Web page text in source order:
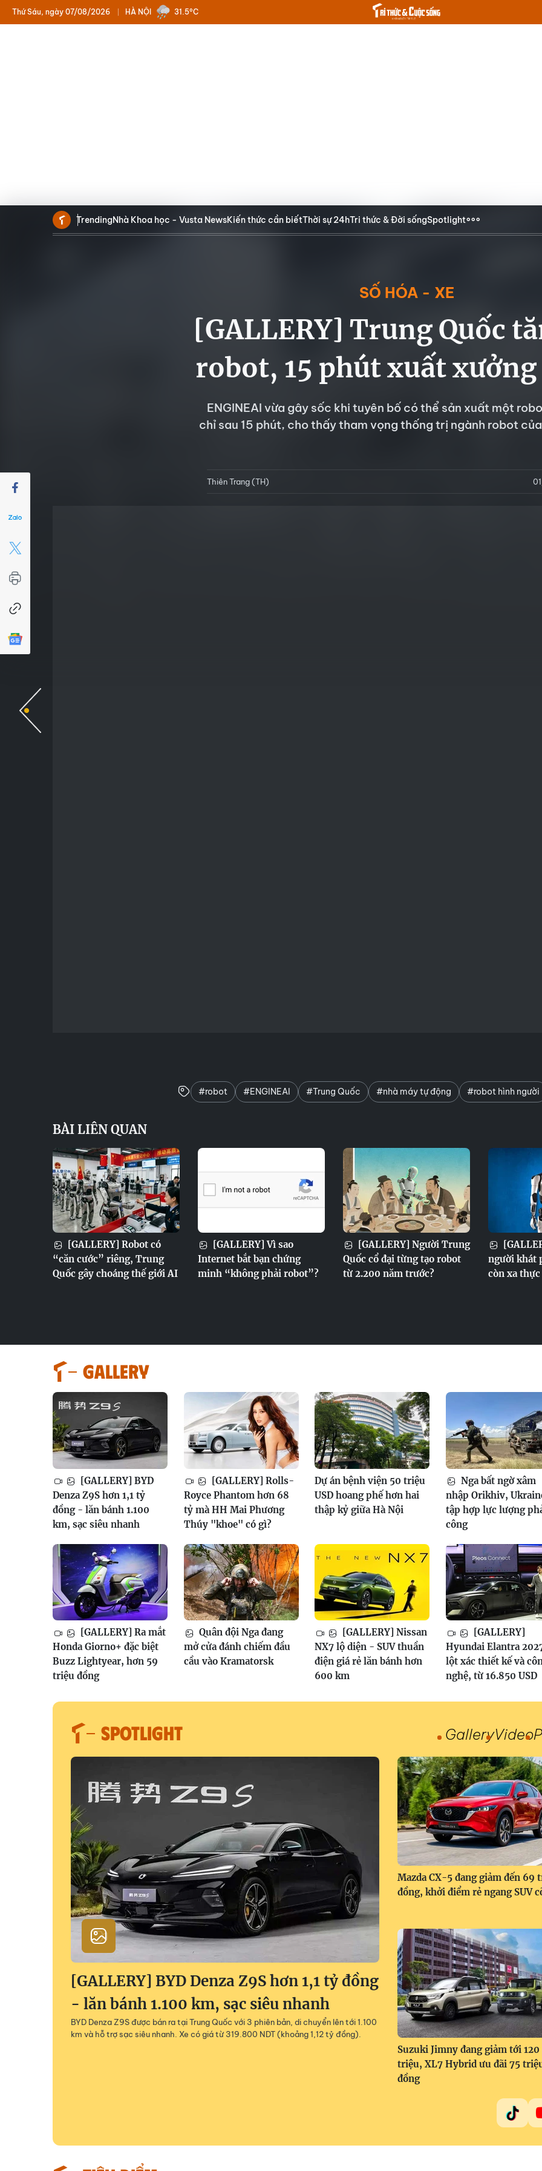
HÀ NỘI
Thứ Sáu, ngày 07/08/2026 31.5°C
TrendingNhà Khoa học - Vusta NewsKiến thức cần biếtThời sự 24hTri thức & Đời sốngSpotlight
SỐ HÓA - XE
[GALLERY] Trung Quốc
robot, 15 phút xuất xưởng
ENGINEAI vừa gây sốc khi tuyên bố có thể sản xuất một
chỉ sau 15 phút, cho thấy tham vọng thống trị ngành robot
Thiên Trang (TH)
#robot #ENGINEAI #Trung Quốc #nhà máy tự động #robot hình người
BÀI LIÊN QUAN
[GALLERY] Robot có
“căn cước” riêng, Trung
Quốc gây choáng thế giới AI
[GALLERY] Vì sao
Internet bắt bạn chứng
minh “không phải robot”?
[GALLERY] Người Trung
Quốc cổ đại từng tạo robot
từ 2.200 năm trước?
người khát
còn xa thực
GALLERY
[GALLERY] BYD
Denza Z9S hơn 1,1 tỷ
đồng - lăn bánh 1.100
km, sạc siêu nhanh
[GALLERY] Rolls-
Royce Phantom hơn 68
tỷ mà HH Mai Phương
Thúy "khoe" có gì?
Dự án bệnh viện 50 triệu
USD hoang phế hơn hai
thập kỷ giữa Hà Nội
Nga bất ngờ xâm
nhập Orikhiv,
tập hợp lực lượng
công
[GALLERY] Ra mắt
Honda Giorno+ đặc biệt
Buzz Lightyear, hơn 59
triệu đồng
Quân đội Nga đang
mở cửa đánh chiếm đầu
cầu vào Kramatorsk
[GALLERY] Nissan
NX7 lộ diện - SUV thuần
điện giá rẻ lăn bánh hơn
600 km
[GALLERY]
Hyundai Elantra
lột xác thiết kế và
nghệ, từ 16.850 USD
SPOTLIGHT GalleryVideo
[GALLERY] BYD Denza Z9S hơn 1,1 tỷ đồng
- lăn bánh 1.100 km, sạc siêu nhanh
BYD Denza Z9S được bán ra tại Trung Quốc với 3 phiên bản, di chuyển lên tới 1.100
km và hỗ trợ sạc siêu nhanh. Xe có giá từ 319.800 NDT (khoảng 1,12 tỷ đồng).
Mazda CX-5 đang giảm đến 69
đồng, khởi điểm rẻ ngang SUV
Suzuki Jimny đang giảm tới 120
triệu, XL7 Hybrid ưu đãi 75
đồng